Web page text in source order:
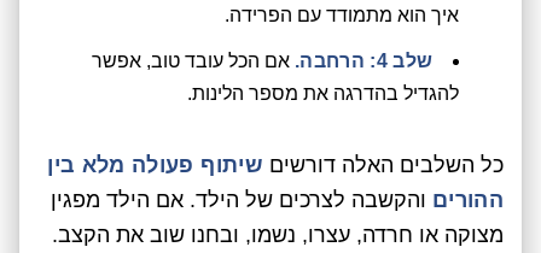
איך הוא מתמודד עם הפרידה.
שלב 4: הרחבה.
אם הכל עובד טוב, אפשר
להגדיל בהדרגה את מספר הלינות.
כל השלבים האלה דורשים שיתוף פעולה מלא בין
ההורים והקשבה לצרכים של הילד. אם הילד מפגין
מצוקה או חרדה, עצרו, נשמו, ובחנו שוב את הקצב.